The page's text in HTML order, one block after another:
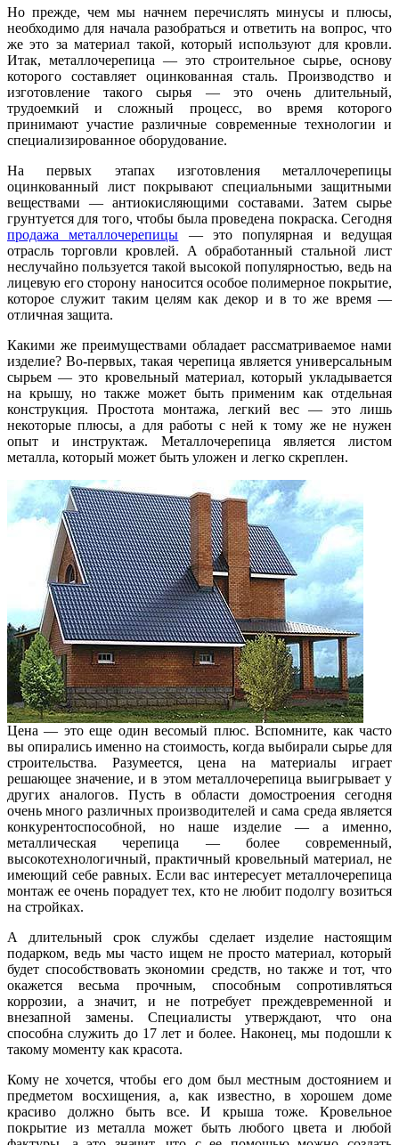
Но прежде, чем мы начнем перечислять минусы и плюсы,
необходимо для начала разобраться и ответить на вопрос, что
же это за материал такой, который используют для кровли.
Итак, металлочерепица — это строительное сырье, основу
которого составляет оцинкованная сталь. Производство и
изготовление такого сырья — это очень длительный,
трудоемкий и сложный процесс, во время которого
принимают участие различные современные технологии и
специализированное оборудование.
На первых этапах изготовления металлочерепицы
оцинкованный лист покрывают специальными защитными
веществами — антиокисляющими составами. Затем сырье
грунтуется для того, чтобы была проведена покраска. Сегодня
продажа металлочерепицы — это популярная и ведущая
отрасль торговли кровлей. А обработанный стальной лист
неслучайно пользуется такой высокой популярностью, ведь на
лицевую его сторону наносится особое полимерное покрытие,
которое служит таким целям как декор и в то же время —
отличная защита.
Какими же преимуществами обладает рассматриваемое нами
изделие? Во-первых, такая черепица является универсальным
сырьем — это кровельный материал, который укладывается
на крышу, но также может быть применим как отдельная
конструкция. Простота монтажа, легкий вес — это лишь
некоторые плюсы, а для работы с ней к тому же не нужен
опыт и инструктаж. Металлочерепица является листом
металла, который может быть уложен и легко скреплен.
Цена — это еще один весомый плюс. Вспомните, как часто
вы опирались именно на стоимость, когда выбирали сырье для
строительства. Разумеется, цена на материалы играет
решающее значение, и в этом металлочерепица выигрывает у
других аналогов. Пусть в области домостроения сегодня
очень много различных производителей и сама среда является
конкурентоспособной, но наше изделие — а именно,
металлическая черепица — более современный,
высокотехнологичный, практичный кровельный материал, не
имеющий себе равных. Если вас интересует металлочерепица
монтаж ее очень порадует тех, кто не любит подолгу возиться
на стройках.
А длительный срок службы сделает изделие настоящим
подарком, ведь мы часто ищем не просто материал, который
будет способствовать экономии средств, но также и тот, что
окажется весьма прочным, способным сопротивляться
коррозии, а значит, и не потребует преждевременной и
внезапной замены. Специалисты утверждают, что она
способна служить до 17 лет и более. Наконец, мы подошли к
такому моменту как красота.
Кому не хочется, чтобы его дом был местным достоянием и
предметом восхищения, а, как известно, в хорошем доме
красиво должно быть все. И крыша тоже. Кровельное
покрытие из металла может быть любого цвета и любой